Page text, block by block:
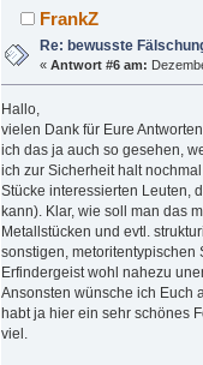
FrankZ
Re: bewusste
«Antwort #6 am:
Hallo,
vielen Dank für Eure
ich das ja auch so gesehen,
ich zur Sicherheit halt
Stücke interessierten Leuten,
kann). Klar, wie soll man das
Metallstücken und evtl.
sonstigen, metoritentypischen
Erfindergeist wohl nahezu
Ansonsten wünsche ich Euch
habt ja hier ein sehr schönes
viel.